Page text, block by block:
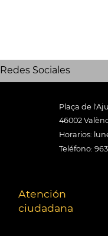
Redes Sociales
Plaça de
46002
Horarios:
Teléfono:
Atención
ciudadana